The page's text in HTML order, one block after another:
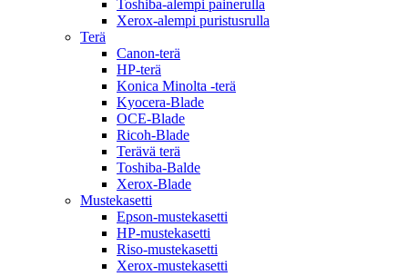
Toshiba-alempi painerulla
Xerox-alempi puristusrulla
Terä
Canon-terä
HP-terä
Konica Minolta -terä
Kyocera-Blade
OCE-Blade
Ricoh-Blade
Terävä terä
Toshiba-Balde
Xerox-Blade
Mustekasetti
Epson-mustekasetti
HP-mustekasetti
Riso-mustekasetti
Xerox-mustekasetti